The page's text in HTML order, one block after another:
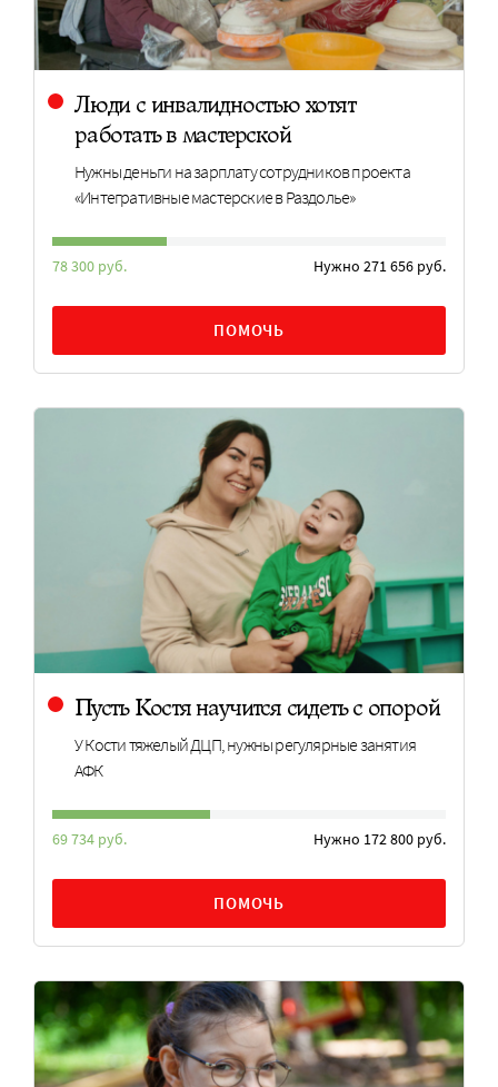
Люди с инвалидностью хотят
работать в мастерской
Нужны деньги на зарплату сотрудников проекта
«Интегративные мастерские в Раздолье»
78 300 руб. Нужно 271 656 руб.
ПОМОЧЬ
Пусть Костя научится сидеть с опорой
У Кости тяжелый ДЦП, нужны регулярные занятия
АФК
69 734 руб. Нужно 172 800 руб.
ПОМОЧЬ